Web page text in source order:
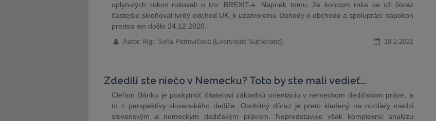
uplynulých rokov rokovali o tzv. BREXIT-e. Napriek tomu, že koncom roka sa už čoraz
častejšie skloňoval tvrdý odchod UK, k uzatvoreniu Dohody o obchode a spolupráci napokon
predsa len došlo 24.12.2020.
Autor: Mgr. Soňa Petrovičová (Eversheds Sutherland) 19.2.2021
Zdedili ste niečo v Nemecku? Toto by ste mali vedieť...
Cieľom článku je poskytnúť čitateľovi základnú orientáciu v nemeckom dedičskom práve, a
to z perspektívy slovenského dediča. Osobitný dôraz je preto kladený na rozdiely medzi
slovenským a nemeckým dedičským právom. Nepredstavuje však komplexnú analýzu